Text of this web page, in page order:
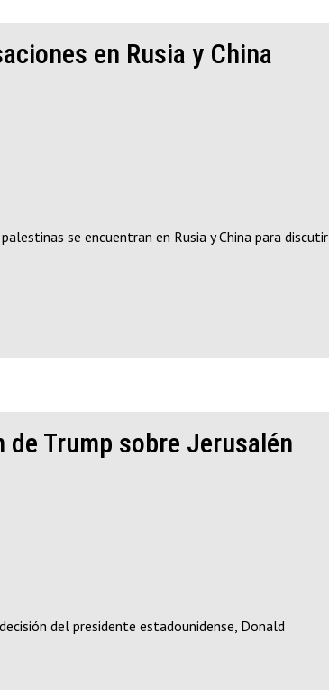
en Rusia y China
se encuentran en Rusia y China para discutir
de Trump sobre Jerusalén
del presidente estadounidense, Donald